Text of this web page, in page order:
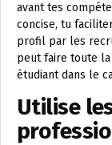
avant tes
concise, tu
profil par les
peut faire toute
étudiant dans le
Utilise